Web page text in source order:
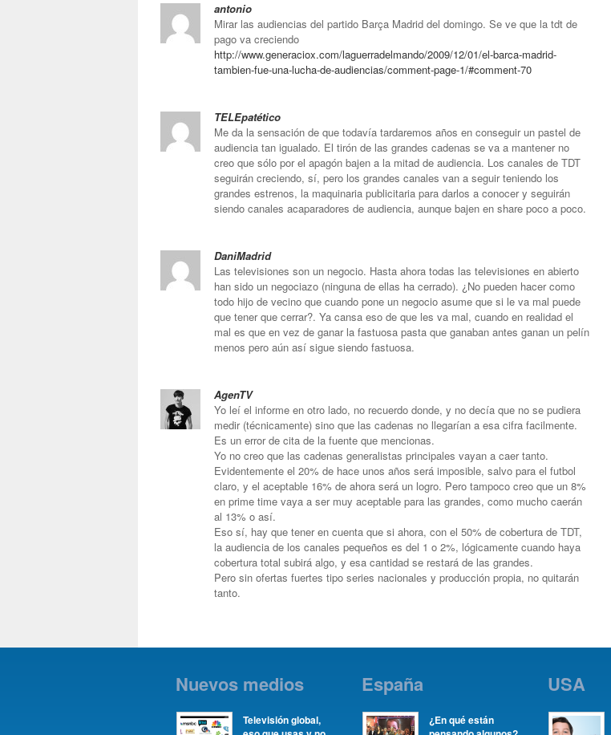
antonio
Mirar las audiencias del partido Barça Madrid del domingo. Se ve que la tdt de
pago va creciendo
http://www.generaciox.com/laguerradelmando/2009/12/01/el-barca-madrid-
tambien-fue-una-lucha-de-audiencias/comment-page-1/#comment-70
TELEpatético
Me da la sensación de que todavía tardaremos años en conseguir un pastel de
audiencia tan igualado. El tirón de las grandes cadenas se va a mantener no
creo que sólo por el apagón bajen a la mitad de audiencia. Los canales de TDT
seguirán creciendo, sí, pero los grandes canales van a seguir teniendo los
grandes estrenos, la maquinaria publicitaria para darlos a conocer y seguirán
siendo canales acaparadores de audiencia, aunque bajen en share poco a poco.
DaniMadrid
Las televisiones son un negocio. Hasta ahora todas las televisiones en abierto
han sido un negociazo (ninguna de ellas ha cerrado). ¿No pueden hacer como
todo hijo de vecino que cuando pone un negocio asume que si le va mal puede
que tener que cerrar?. Ya cansa eso de que les va mal, cuando en realidad el
mal es que en vez de ganar la fastuosa pasta que ganaban antes ganan un pelín
menos pero aún así sigue siendo fastuosa.
AgenTV
Yo leí el informe en otro lado, no recuerdo donde, y no decía que no se pudiera
medir (técnicamente) sino que las cadenas no llegarían a esa cifra facilmente.
Es un error de cita de la fuente que mencionas.
Yo no creo que las cadenas generalistas principales vayan a caer tanto.
Evidentemente el 20% de hace unos años será imposible, salvo para el futbol
claro, y el aceptable 16% de ahora será un logro. Pero tampoco creo que un 8%
en prime time vaya a ser muy aceptable para las grandes, como mucho caerán
al 13% o así.
Eso sí, hay que tener en cuenta que si ahora, con el 50% de cobertura de TDT,
la audiencia de los canales pequeños es del 1 o 2%, lógicamente cuando haya
cobertura total subirá algo, y esa cantidad se restará de las grandes.
Pero sin ofertas fuertes tipo series nacionales y producción propia, no quitarán
tanto.
Nuevos medios
Televisión global,
España
¿En qué están
USA